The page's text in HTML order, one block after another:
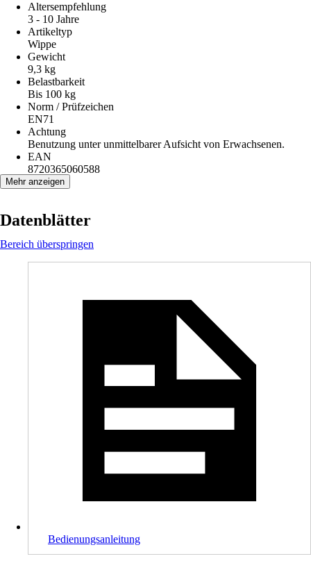
Altersempfehlung
3 - 10 Jahre
Artikeltyp
Wippe
Gewicht
9,3 kg
Belastbarkeit
Bis 100 kg
Norm / Prüfzeichen
EN71
Achtung
Benutzung unter unmittelbarer Aufsicht von Erwachsenen.
EAN
8720365060588
Mehr anzeigen
Datenblätter
Bereich überspringen
Bedienungsanleitung